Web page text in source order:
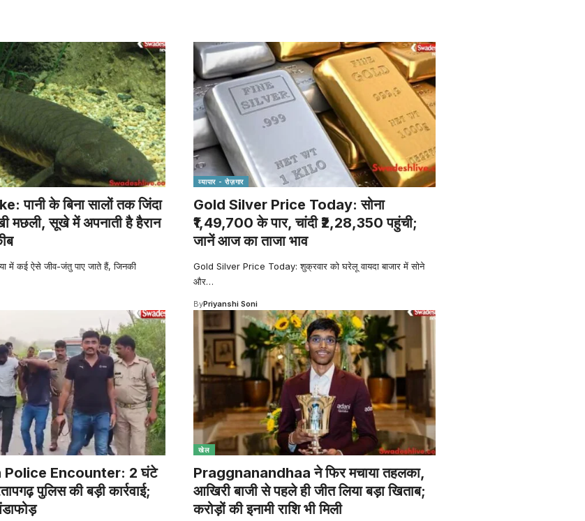
पानी के बिना सालों तक जिंदा
मछली, सूखे में अपनाती है हैरान
में कई ऐसे जीव-जंतु पाए जाते हैं, जिनकी
व्यापार - रोज़गार
Gold Silver Price Today: सोना
₹1,49,700 के पार, चांदी ₹2,28,350 पहुंची;
जानें आज का ताजा भाव
Gold Silver Price Today: शुक्रवार को घरेलू वायदा बाजार में सोने
और…
ByPriyanshi Soni
Encounter: 2 घंटे
पुलिस की बड़ी कार्रवाई;
खेल
Praggnanandhaa ने फिर मचाया तहलका,
आखिरी बाजी से पहले ही जीत लिया बड़ा खिताब;
करोड़ों की इनामी राशि भी मिली